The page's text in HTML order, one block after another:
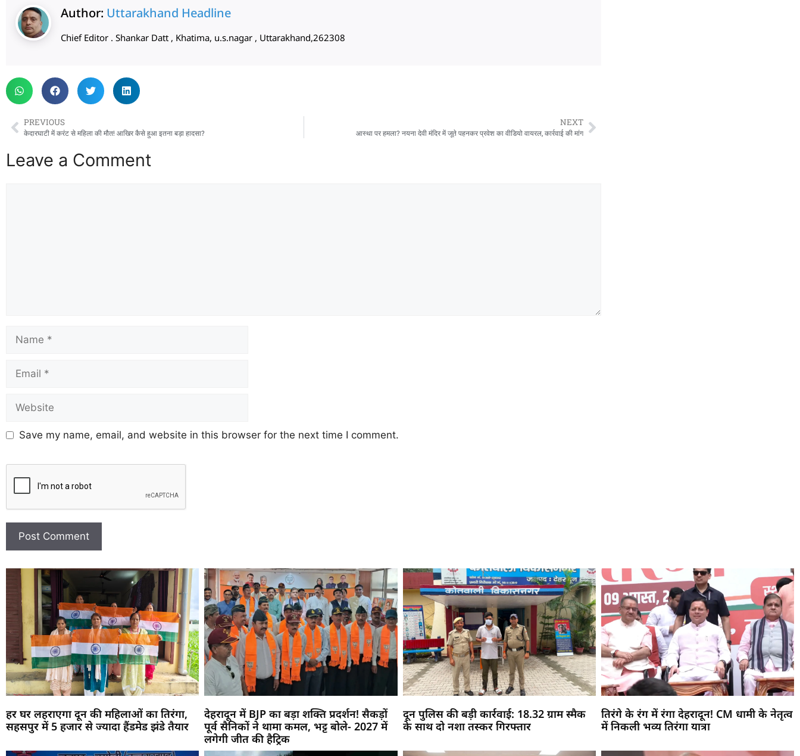
Author: Uttarakhand Headline
Chief Editor . Shankar Datt , Khatima, u.s.nagar , Uttarakhand,262308
PREVIOUS
केदारघाटी में करंट से महिला की मौत! आखिर कैसे हुआ इतना बड़ा हादसा?
NEXT
आस्था पर हमला? नयना देवी मंदिर में जूते पहनकर प्रवेश का वीडियो वायरल, कार्रवाई की मांग
Leave a Comment
Save my name, email, and website in this browser for the next time I comment.
हर घर लहराएगा दून की महिलाओं का तिरंगा,
सहसपुर में 5 हजार से ज्यादा हैंडमेड झंडे तैयार
देहरादून में BJP का बड़ा शक्ति प्रदर्शन! सैकड़ों
पूर्व सैनिकों ने थामा कमल, भट्ट बोले- 2027 में
लगेगी जीत की हैट्रिक
दून पुलिस की बड़ी कार्रवाई: 18.32 ग्राम स्मैक
के साथ दो नशा तस्कर गिरफ्तार
तिरंगे के रंग में रंगा देहरादून! CM धामी के नेतृत्व
में निकली भव्य तिरंगा यात्रा